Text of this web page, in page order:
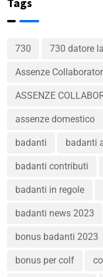
730 730 datore
Assenze
ASSENZE
assenze domestico
badanti badanti
badanti contributi
badanti in regole
badanti news 2023
bonus badanti 2023
bonus per colf